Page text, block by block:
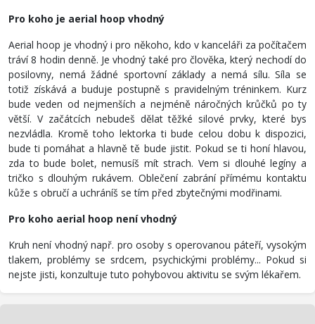
Pro koho je aerial hoop vhodný
Aerial hoop je vhodný i pro někoho, kdo v kanceláři za počítačem
tráví 8 hodin denně. Je vhodný také pro člověka, který nechodí do
posilovny, nemá žádné sportovní základy a nemá sílu. Síla se
totiž získává a buduje postupně s pravidelným tréninkem. Kurz
bude veden od nejmenších a nejméně náročných krůčků po ty
větší. V začátcích nebudeš dělat těžké silové prvky, které bys
nezvládla. Kromě toho lektorka ti bude celou dobu k dispozici,
bude ti pomáhat a hlavně tě bude jistit. Pokud se ti honí hlavou,
zda to bude bolet, nemusíš mít strach. Vem si dlouhé legíny a
tričko s dlouhým rukávem. Oblečení zabrání přímému kontaktu
kůže s obručí a uchráníš se tím před zbytečnými modřinami.
Pro koho aerial hoop není vhodný
Kruh není vhodný např. pro osoby s operovanou páteří, vysokým
tlakem, problémy se srdcem, psychickými problémy... Pokud si
nejste jisti, konzultuje tuto pohybovou aktivitu se svým lékařem.